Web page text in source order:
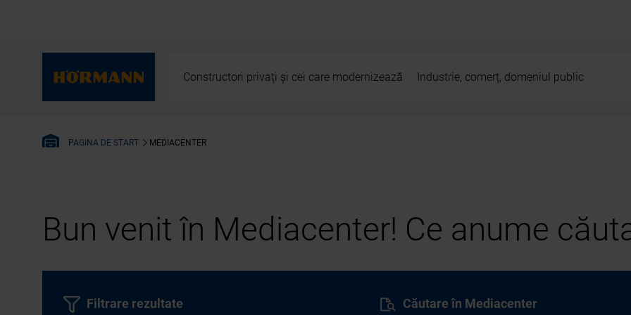
Constructori privați și cei care modernizează Industrie, comerț, domeniul public
PAGINA DE START MEDIACENTER
Bun venit în Mediacenter! Ce anume
Căutare în Mediacenter
Filtrare rezultate